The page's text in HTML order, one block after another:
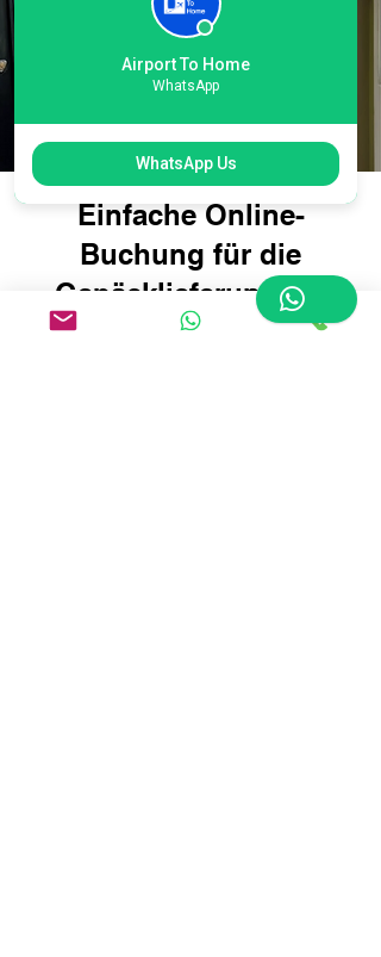
Einfache Online-
Buchung für die
Gepäcklieferung am
internationalen
Airport To Home
WhatsApp
WhatsApp Us